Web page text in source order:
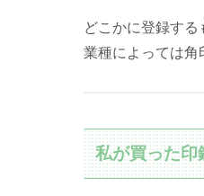
どこかに登録する
業種によっては角
私が買った印